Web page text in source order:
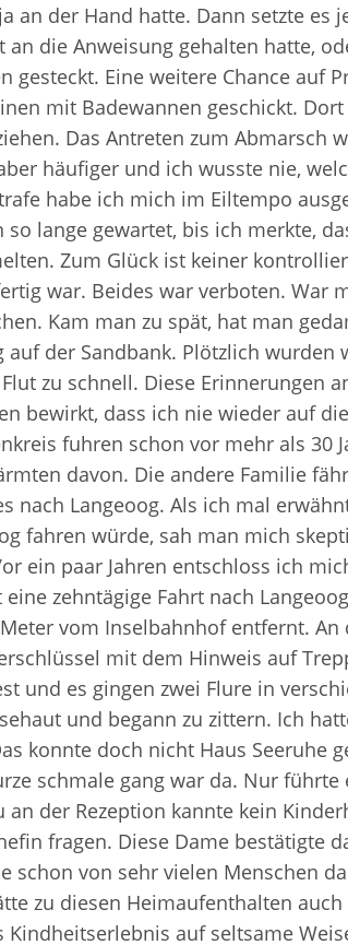
der Hand hatte. Dann setzte es
die Anweisung gehalten hatte,
gesteckt. Eine weitere Chance auf
mit Badewannen geschickt.
Das Antreten zum Abmarsch
häufiger und ich wusste nie,
habe ich mich im Eiltempo
lange gewartet, bis ich merkte,
Zum Glück ist keiner
war. Beides war verboten. War
Kam man zu spät, hat man
der Sandbank. Plötzlich wurden
zu schnell. Diese Erinnerungen
bewirkt, dass ich nie wieder auf
fuhren schon vor mehr als 30
davon. Die andere Familie
nach Langeoog. Als ich mal
fahren würde, sah man mich
ein paar Jahren entschloss ich
zehntägige Fahrt nach
vom Inselbahnhof entfernt. An
mit dem Hinweis auf
und es gingen zwei Flure in
und begann zu zittern. Ich
konnte doch nicht Haus Seeruhe
schmale gang war da. Nur führte
an der Rezeption kannte kein
fragen. Diese Dame bestätigte
schon von sehr vielen Menschen
zu diesen Heimaufenthalten
auf seltsame